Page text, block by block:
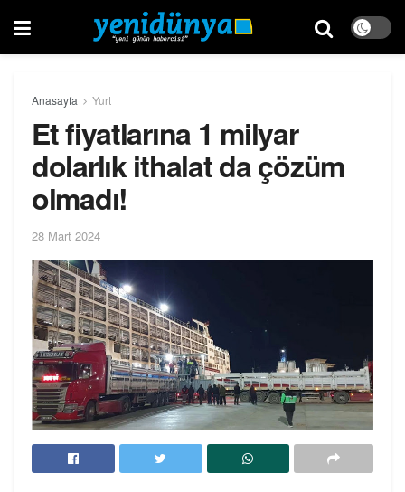
Anasayfa Yurt
Et fiyatlarına 1 milyar
dolarlık ithalat da çözüm
olmadı!
28 Mart 2024